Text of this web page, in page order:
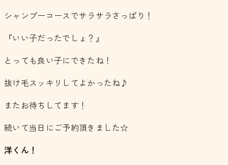
シャンプーコースでサラサラさっぱり！
『いい子だったでしょ？』
とっても良い子にできたね！
抜け毛スッキリしてよかったね♪
またお待ちしてます！
続いて当日にご予約頂きました☆
洋くん！